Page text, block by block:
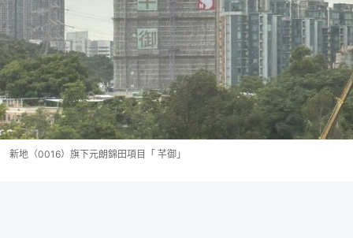
新地（0016）旗下元朗錦田項目「 芊御」